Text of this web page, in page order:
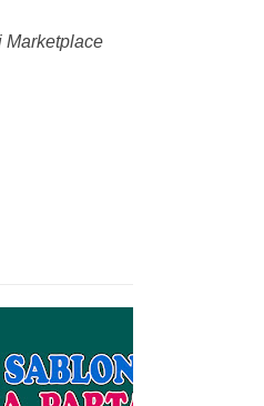
Marketplace